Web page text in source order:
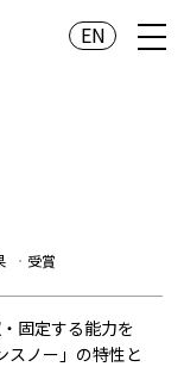
EN
受賞
固定する能力を
スノー」の特性と